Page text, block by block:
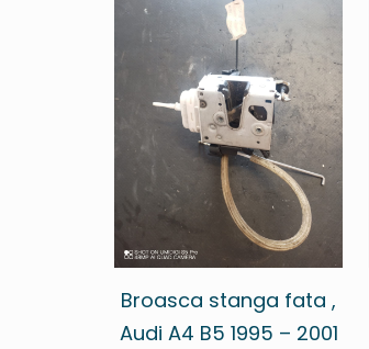
Broasca stanga fata ,
Audi A4 B5 1995 – 2001